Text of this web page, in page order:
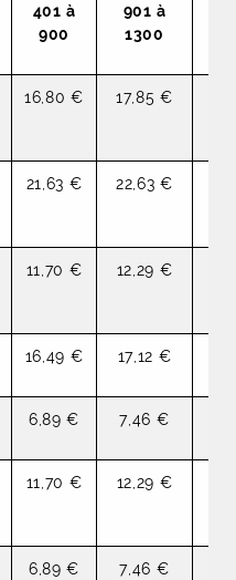
401 à
900
901 à
1300
16,80 € 17,85 €
21,63 € 22,63 €
11,70 € 12,29 €
16,49 € 17,12 €
6,89 € 7,46 €
11,70 € 12,29 €
6,89 € 7,46 €